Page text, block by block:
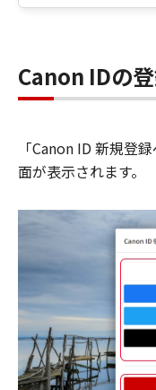
Canon IDの
「Canon ID 新規登
面が表示されます。